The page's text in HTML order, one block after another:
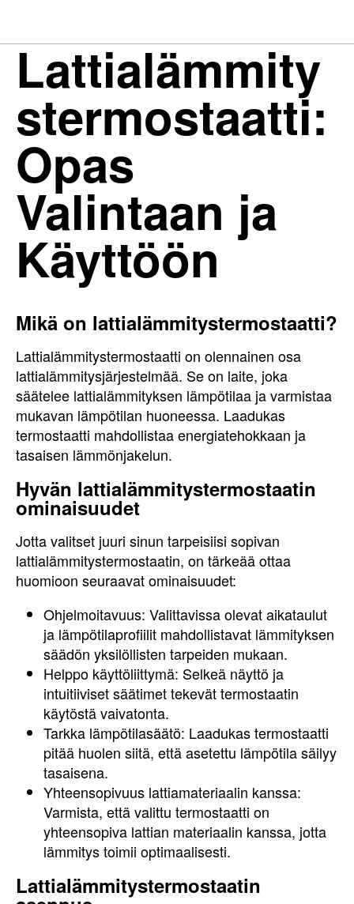
Lattialämmity
stermostaatti:
Opas
Valintaan ja
Käyttöön
Mikä on lattialämmitystermostaatti?
Lattialämmitystermostaatti on olennainen osa
lattialämmitysjärjestelmää. Se on laite, joka
säätelee lattialämmityksen lämpötilaa ja varmistaa
mukavan lämpötilan huoneessa. Laadukas
termostaatti mahdollistaa energiatehokkaan ja
tasaisen lämmönjakelun.
Hyvän lattialämmitystermostaatin
ominaisuudet
Jotta valitset juuri sinun tarpeisiisi sopivan
lattialämmitystermostaatin, on tärkeää ottaa
huomioon seuraavat ominaisuudet:
Ohjelmoitavuus: Valittavissa olevat aikataulut
ja lämpötilaprofiilit mahdollistavat lämmityksen
säädön yksilöllisten tarpeiden mukaan.
Helppo käyttöliittymä: Selkeä näyttö ja
intuitiiviset säätimet tekevät termostaatin
käytöstä vaivatonta.
Tarkka lämpötilasäätö: Laadukas termostaatti
pitää huolen siitä, että asetettu lämpötila säilyy
tasaisena.
Yhteensopivuus lattiamateriaalin kanssa:
Varmista, että valittu termostaatti on
yhteensopiva lattian materiaalin kanssa, jotta
lämmitys toimii optimaalisesti.
Lattialämmitystermostaatin